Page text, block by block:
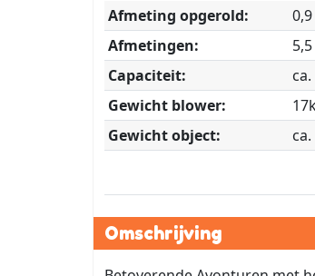
Afmeting opgerold:
Afmetingen:
Capaciteit:
Gewicht blower:
Gewicht object:
Omschrijving